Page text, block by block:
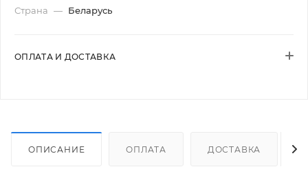
Страна — Беларусь
ОПЛАТА И ДОСТАВКА
ОПИСАНИЕ ОПЛАТА ДОСТАВКА